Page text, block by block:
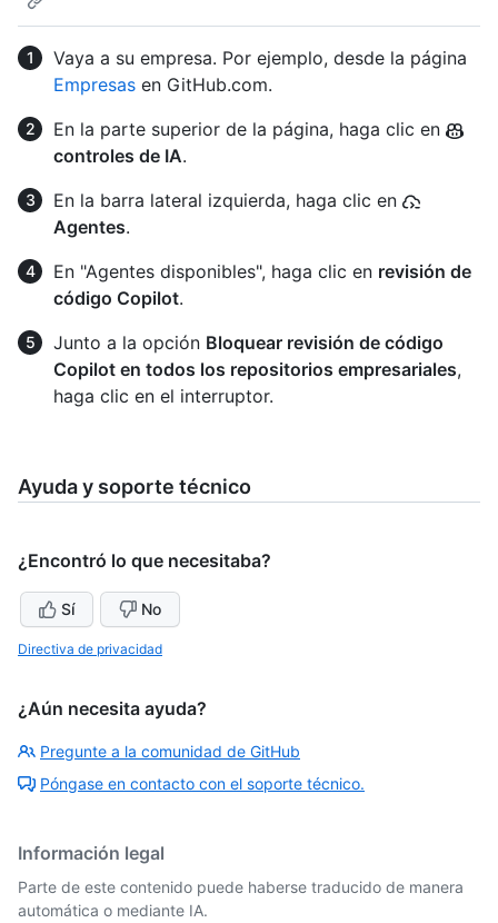
Vaya a su empresa. Por ejemplo, desde la página
Empresas en GitHub.com.
En la parte superior de la página, haga clic en
controles de IA.
En la barra lateral izquierda, haga clic en
Agentes.
En "Agentes disponibles", haga clic en revisión de
código Copilot.
Junto a la opción Bloquear revisión de código
Copilot en todos los repositorios empresariales,
haga clic en el interruptor.
Ayuda y soporte técnico
¿Encontró lo que necesitaba?
Sí No
Directiva de privacidad
¿Aún necesita ayuda?
Pregunte a la comunidad de GitHub
Póngase en contacto con el soporte técnico.
Información legal
Parte de este contenido puede haberse traducido de manera
automática o mediante IA.